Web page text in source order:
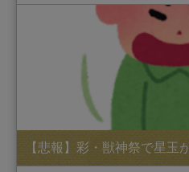
【悲報】彩・獣神祭で星玉